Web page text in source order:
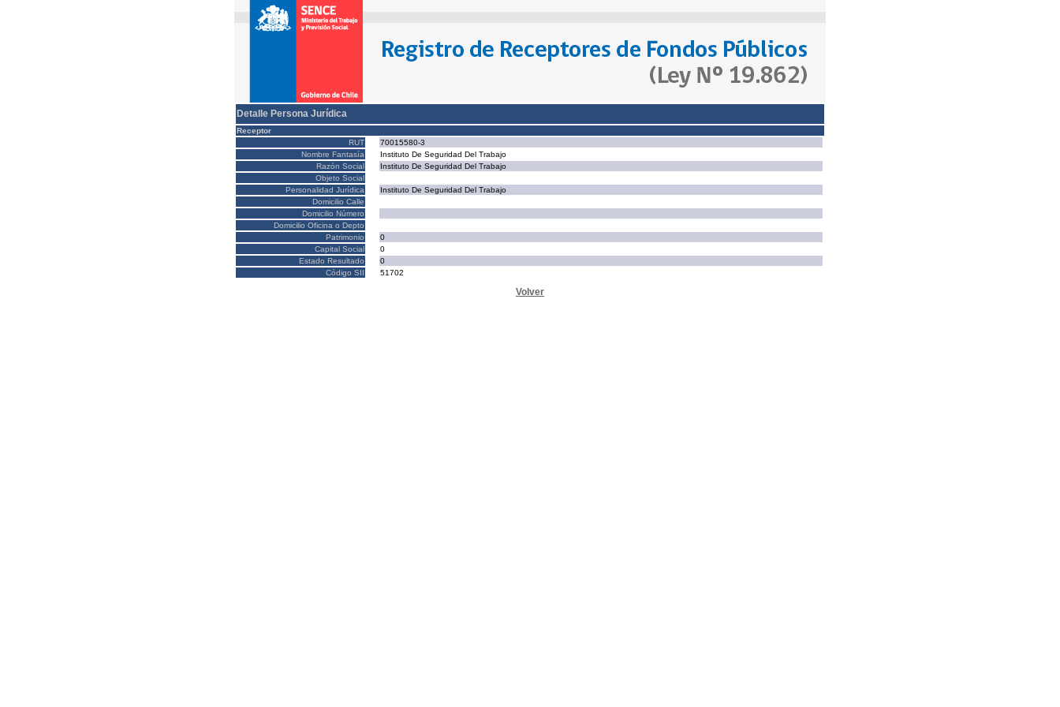
Detalle Persona Jurídica
Receptor
RUT
70015580-3
Nombre Fantasía
Instituto De Seguridad Del Trabajo
Razón Social
Instituto De Seguridad Del Trabajo
Objeto Social
Personalidad Jurídica
Instituto De Seguridad Del Trabajo
Domicilio Calle
Domicilio Número
Domicilio Oficina o Depto
Patrimonio
0
Capital Social
0
Estado Resultado
0
Código SII
51702
Volver